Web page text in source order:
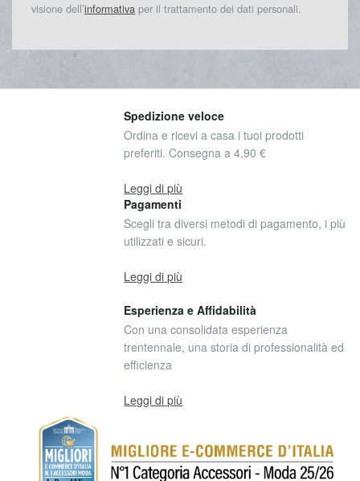
visione dell’informativa per il trattamento dei dati personali.
Spedizione veloce
Ordina e ricevi a casa i tuoi prodotti
preferiti. Consegna a 4,90 €
Leggi di più
Pagamenti
Scegli tra diversi metodi di pagamento, i più
utilizzati e sicuri.
Leggi di più
Esperienza e Affidabilità
Con una consolidata esperienza
trentennale, una storia di professionalità ed
efficienza
Leggi di più